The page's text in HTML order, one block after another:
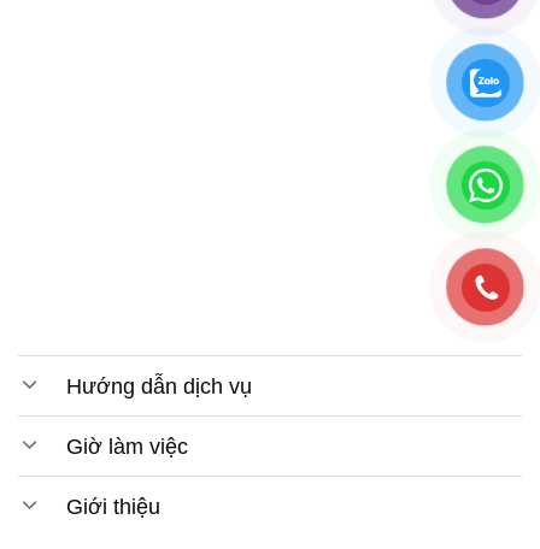
Hướng dẫn dịch vụ
Giờ làm việc
Giới thiệu